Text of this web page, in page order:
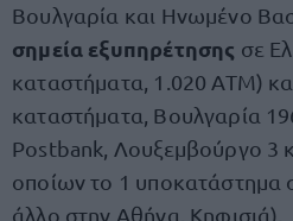
Βουλγαρία και Ηνωμένο
σημεία εξυπηρέτησης σε
καταστήματα, 1.020 ΑΤΜ)
καταστήματα, Βουλγαρία
Postbank, Λουξεμβούργο 3
οποίων το 1 υποκατάστημα
άλλο στην Αθήνα, Κηφισιά).